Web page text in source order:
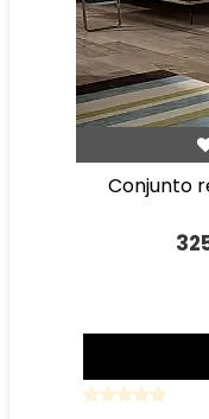
conjunto